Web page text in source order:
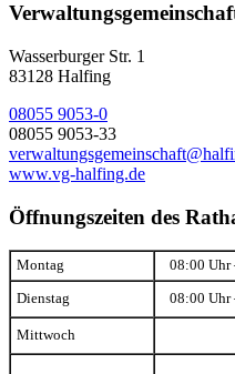
Wasserburger Str. 1
83128 Halfing
08055 9053-0
08055 9053-33
www.vg-halfing.de
Öffnungszeiten des
Montag 08:00 Uhr
Dienstag 08:00 Uhr
Mittwoch